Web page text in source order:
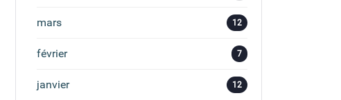
mars 12
février 7
janvier 12